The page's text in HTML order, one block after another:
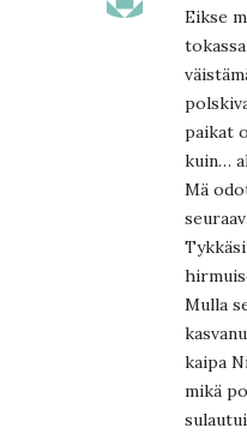
Eikse
paikat
kuin…
Mä
Mulla
kaipa
mikä